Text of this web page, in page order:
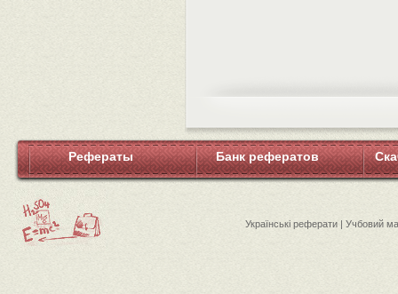
Рефераты Банк рефератов
Українські реферати | Учбовий